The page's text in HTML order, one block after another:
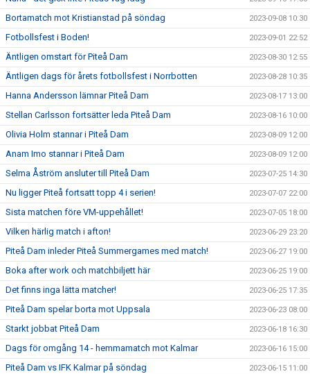
Bortamatch mot Kristianstad på söndag 2023-09-08 10:30
Fotbollsfest i Boden! 2023-09-01 22:52
Äntligen omstart för Piteå Dam 2023-08-30 12:55
Äntligen dags för årets fotbollsfest i Norrbotten 2023-08-28 10:35
Hanna Andersson lämnar Piteå Dam 2023-08-17 13:00
Stellan Carlsson fortsätter leda Piteå Dam 2023-08-16 10:00
Olivia Holm stannar i Piteå Dam 2023-08-09 12:00
Anam Imo stannar i Piteå Dam 2023-08-09 12:00
Selma Åström ansluter till Piteå Dam 2023-07-25 14:30
Nu ligger Piteå fortsatt topp 4 i serien! 2023-07-07 22:00
Sista matchen före VM-uppehållet! 2023-07-05 18:00
Vilken härlig match i afton! 2023-06-29 23:20
Piteå Dam inleder Piteå Summergames med match! 2023-06-27 19:00
Boka after work och matchbiljett här 2023-06-25 19:00
Det finns inga lätta matcher! 2023-06-25 17:35
Piteå Dam spelar borta mot Uppsala 2023-06-23 08:00
Starkt jobbat Piteå Dam 2023-06-18 16:30
Dags för omgång 14 - hemmamatch mot Kalmar 2023-06-16 15:00
Piteå Dam vs IFK Kalmar på söndag 2023-06-15 11:00